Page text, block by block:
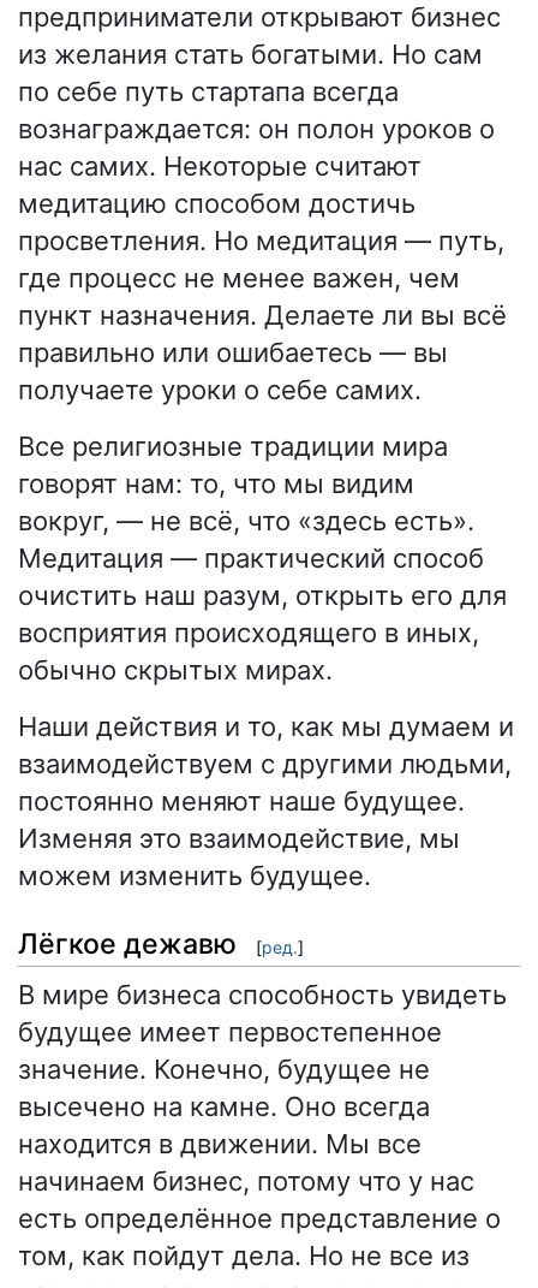
предприниматели открывают бизнес
из желания стать богатыми. Но сам
по себе путь стартапа всегда
вознаграждается: он полон уроков о
нас самих. Некоторые считают
медитацию способом достичь
просветления. Но медитация — путь,
где процесс не менее важен, чем
пункт назначения. Делаете ли вы всё
правильно или ошибаетесь — вы
получаете уроки о себе самих.
Все религиозные традиции мира
говорят нам: то, что мы видим
вокруг, — не всё, что «здесь есть».
Медитация — практический способ
очистить наш разум, открыть его для
восприятия происходящего в иных,
обычно скрытых мирах.
Наши действия и то, как мы думаем и
взаимодействуем с другими людьми,
постоянно меняют наше будущее.
Изменяя это взаимодействие, мы
можем изменить будущее.
Лёгкое дежавю [ред.]
В мире бизнеса способность увидеть
будущее имеет первостепенное
значение. Конечно, будущее не
высечено на камне. Оно всегда
находится в движении. Мы все
начинаем бизнес, потому что у нас
есть определённое представление о
том, как пойдут дела. Но не все из